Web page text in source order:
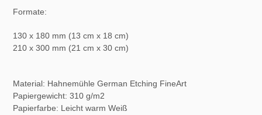
Formate:
130 x 180 mm (13 cm x 18 cm)
210 x 300 mm (21 cm x 30 cm)
Material: Hahnemühle German Etching FineArt
Papiergewicht: 310 g/m2
Papierfarbe: Leicht warm Weiß